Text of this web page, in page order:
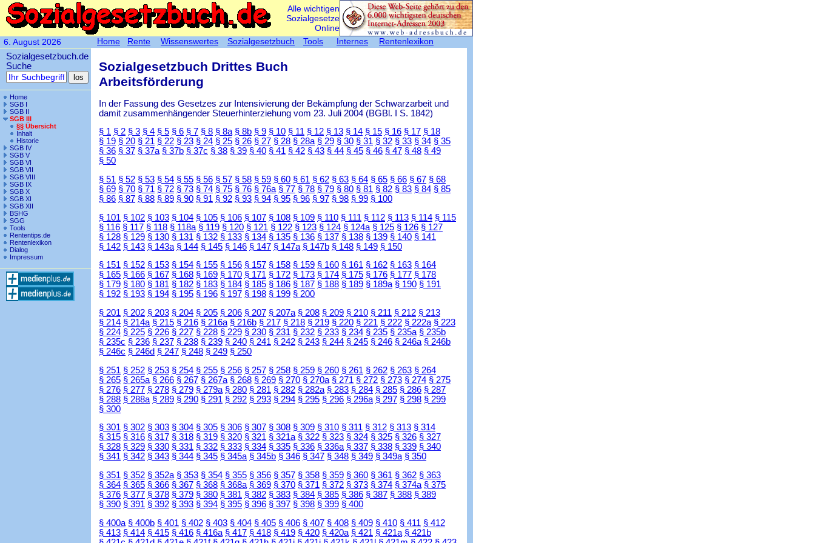
Alle wichtigen
Sozialgesetze
Online
6. August 2026
Sozialgesetzbuch.de
Suche
Home
SGB I
SGB II
SGB III
§§ Übersicht
Inhalt
Historie
SGB IV
SGB V
SGB VI
SGB VII
SGB VIII
SGB IX
SGB X
SGB XI
SGB XII
BSHG
SGG
Tools
Rententips.de
Rentenlexikon
Dialog
Impressum
Sozialgesetzbuch Drittes Buch
Arbeitsförderung
In der Fassung des Gesetzes zur Intensivierung der Bekämpfung der Schwarzarbeit und
damit zusammenhängender Steuerhinterziehung vom 23. Juli 2004 (BGBl. I S. 1842)
§ 1 § 2 § 3 § 4 § 5 § 6 § 7 § 8 § 8a § 8b § 9 § 10 § 11 § 12 § 13 § 14 § 15 § 16 § 17 § 18
§ 19 § 20 § 21 § 22 § 23 § 24 § 25 § 26 § 27 § 28 § 28a § 29 § 30 § 31 § 32 § 33 § 34 § 35
§ 36 § 37 § 37a § 37b § 37c § 38 § 39 § 40 § 41 § 42 § 43 § 44 § 45 § 46 § 47 § 48 § 49
§ 50
§ 51 § 52 § 53 § 54 § 55 § 56 § 57 § 58 § 59 § 60 § 61 § 62 § 63 § 64 § 65 § 66 § 67 § 68
§ 69 § 70 § 71 § 72 § 73 § 74 § 75 § 76 § 76a § 77 § 78 § 79 § 80 § 81 § 82 § 83 § 84 § 85
§ 86 § 87 § 88 § 89 § 90 § 91 § 92 § 93 § 94 § 95 § 96 § 97 § 98 § 99 § 100
§ 101 § 102 § 103 § 104 § 105 § 106 § 107 § 108 § 109 § 110 § 111 § 112 § 113 § 114 § 115
§ 116 § 117 § 118 § 118a § 119 § 120 § 121 § 122 § 123 § 124 § 124a § 125 § 126 § 127
§ 128 § 129 § 130 § 131 § 132 § 133 § 134 § 135 § 136 § 137 § 138 § 139 § 140 § 141
§ 142 § 143 § 143a § 144 § 145 § 146 § 147 § 147a § 147b § 148 § 149 § 150
§ 151 § 152 § 153 § 154 § 155 § 156 § 157 § 158 § 159 § 160 § 161 § 162 § 163 § 164
§ 165 § 166 § 167 § 168 § 169 § 170 § 171 § 172 § 173 § 174 § 175 § 176 § 177 § 178
§ 179 § 180 § 181 § 182 § 183 § 184 § 185 § 186 § 187 § 188 § 189 § 189a § 190 § 191
§ 192 § 193 § 194 § 195 § 196 § 197 § 198 § 199 § 200
§ 201 § 202 § 203 § 204 § 205 § 206 § 207 § 207a § 208 § 209 § 210 § 211 § 212 § 213
§ 214 § 214a § 215 § 216 § 216a § 216b § 217 § 218 § 219 § 220 § 221 § 222 § 222a § 223
§ 224 § 225 § 226 § 227 § 228 § 229 § 230 § 231 § 232 § 233 § 234 § 235 § 235a § 235b
§ 235c § 236 § 237 § 238 § 239 § 240 § 241 § 242 § 243 § 244 § 245 § 246 § 246a § 246b
§ 246c § 246d § 247 § 248 § 249 § 250
§ 251 § 252 § 253 § 254 § 255 § 256 § 257 § 258 § 259 § 260 § 261 § 262 § 263 § 264
§ 265 § 265a § 266 § 267 § 267a § 268 § 269 § 270 § 270a § 271 § 272 § 273 § 274 § 275
§ 276 § 277 § 278 § 279 § 279a § 280 § 281 § 282 § 282a § 283 § 284 § 285 § 286 § 287
§ 288 § 288a § 289 § 290 § 291 § 292 § 293 § 294 § 295 § 296 § 296a § 297 § 298 § 299
§ 300
§ 301 § 302 § 303 § 304 § 305 § 306 § 307 § 308 § 309 § 310 § 311 § 312 § 313 § 314
§ 315 § 316 § 317 § 318 § 319 § 320 § 321 § 321a § 322 § 323 § 324 § 325 § 326 § 327
§ 328 § 329 § 330 § 331 § 332 § 333 § 334 § 335 § 336 § 336a § 337 § 338 § 339 § 340
§ 341 § 342 § 343 § 344 § 345 § 345a § 345b § 346 § 347 § 348 § 349 § 349a § 350
§ 351 § 352 § 352a § 353 § 354 § 355 § 356 § 357 § 358 § 359 § 360 § 361 § 362 § 363
§ 364 § 365 § 366 § 367 § 368 § 368a § 369 § 370 § 371 § 372 § 373 § 374 § 374a § 375
§ 376 § 377 § 378 § 379 § 380 § 381 § 382 § 383 § 384 § 385 § 386 § 387 § 388 § 389
§ 390 § 391 § 392 § 393 § 394 § 395 § 396 § 397 § 398 § 399 § 400
§ 400a § 400b § 401 § 402 § 403 § 404 § 405 § 406 § 407 § 408 § 409 § 410 § 411 § 412
§ 413 § 414 § 415 § 416 § 416a § 417 § 418 § 419 § 420 § 420a § 421 § 421a § 421b
Home Rente Wissenswertes Sozialgesetzbuch Tools Internes Rentenlexikon